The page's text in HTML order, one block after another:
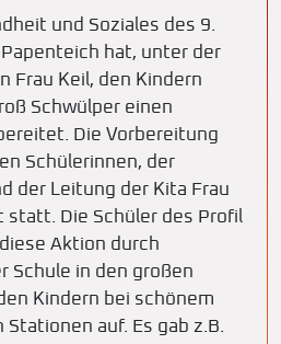
und Soziales des 9.
hat, unter der
Frau Keil, den Kindern
Schwülper einen
Die Vorbereitung
Schülerinnen, der
der Leitung der Kita Frau
statt. Die Schüler des Profil
Aktion durch
Schule in den großen
Kindern bei schönem
auf. Es gab z.B.